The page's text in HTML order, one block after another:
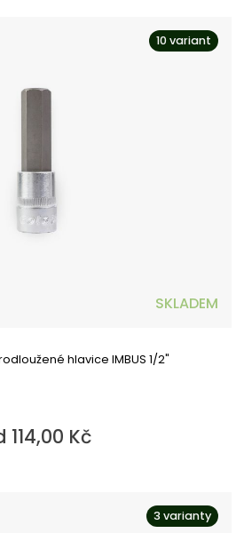
10 variant
SKLADEM
hlavice IMBUS 1/2"
114,00 Kč
3 varianty